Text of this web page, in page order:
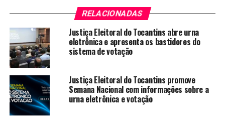
RELACIONADAS
Justiça Eleitoral do Tocantins abre urna
eletrônica e apresenta os bastidores do
sistema de votação
Justiça Eleitoral do Tocantins promove
Semana Nacional com informações sobre a
urna eletrônica e votação